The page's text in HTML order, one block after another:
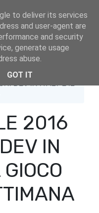
DEV IN ITALY E IL
2016
IN
to deliver its services
and user-agent are
and security
generate usage
abuse.
GOT IT